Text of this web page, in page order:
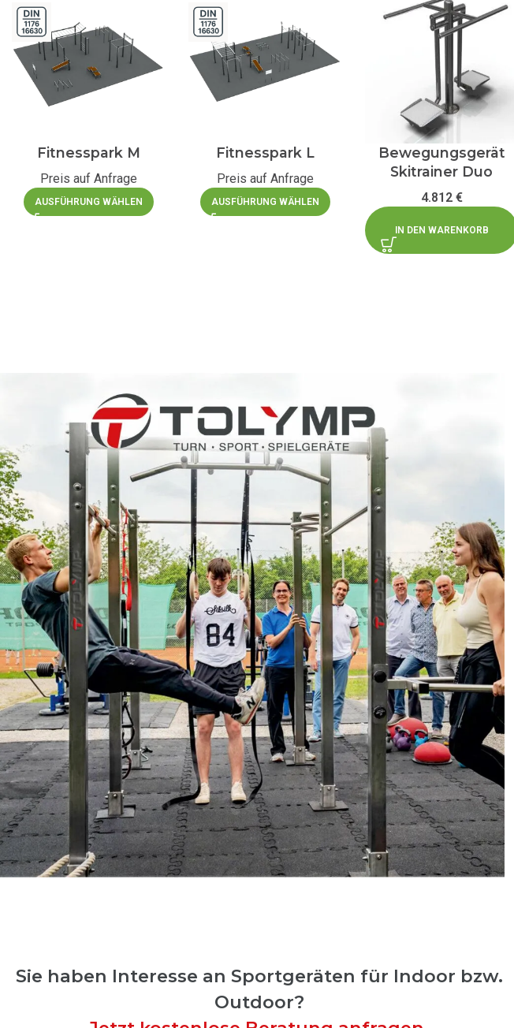
Fitnesspark M
Preis auf Anfrage
AUSFÜHRUNG WÄHLEN
Fitnesspark L
Preis auf Anfrage
AUSFÜHRUNG WÄHLEN
Bewegungsgerät
Skitrainer Duo
4.812 €
IN DEN WARENKORB
Sie haben Interesse an Sportgeräten für Indoor bzw.
Outdoor?